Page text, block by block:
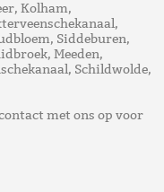
Kolham,
Siddeburen,
Meeden,
Schildwolde,
met ons op voor